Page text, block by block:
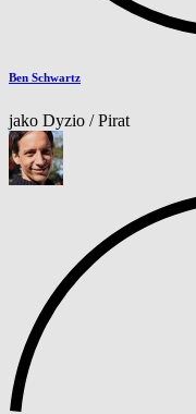
Ben Schwartz
jako Dyzio / Pirat